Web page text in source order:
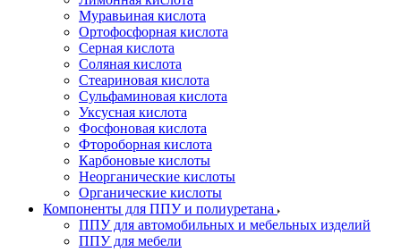
Муравьиная кислота
Ортофосфорная кислота
Серная кислота
Соляная кислота
Стеариновая кислота
Сульфаминовая кислота
Уксусная кислота
Фосфоновая кислота
Фтороборная кислота
Карбоновые кислоты
Неорганические кислоты
Органические кислоты
Компоненты для ППУ и полиуретана
ППУ для автомобильных и мебельных изделий
ППУ для мебели